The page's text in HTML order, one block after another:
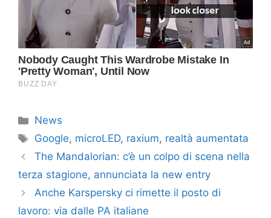
Categorie
News
Tag
Google, microLED, raxium, realtà aumentata
The Mandalorian: c’è un colpo di scena nella
terza stagione, annunciata la new entry
Anche Karspersky ci rimette il posto di
lavoro: via dalle PA italiane